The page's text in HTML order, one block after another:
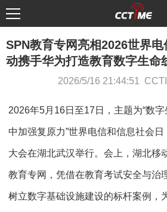
SPN教育专网亮相2026世界
动携手华为打造教育数字生命
2026/5/16 21:44:51
2026年5月16日至17日，主题为“数
中加强复原力”世界电信和信息社会日
大会在湖北武汉举行。会上，湖北移
教育专网，凭借在教育考试安全与治
树立数字基础设施建设的标杆案例，